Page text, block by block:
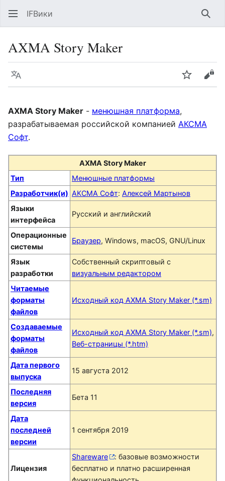
IFВики
AXMA Story Maker
Язык Следить
AXMA Story Maker - менюшная платформа,
разрабатываемая российской компанией АКСМА
Софт.
AXMA Story Maker
Тип
Менюшные платформы
Разработчик(и) АКСМА Софт: Алексей Мартынов
Языки
интерфейса
Русский и английский
Операционные
системы
Браузер, Windows, macOS, GNU/Linux
Язык
разработки
Собственный скриптовый с
визуальным редактором
Читаемые
форматы
файлов
Исходный код AXMA Story Maker (*.sm)
Создаваемые
форматы
файлов
Исходный код AXMA Story Maker (*.sm),
Веб-страницы (*.htm)
Дата первого
выпуска
15 августа 2012
Последняя
версия
Бета 11
Дата
последней
версии
1 сентября 2019
Лицензия
Shareware
: базовые возможности
бесплатно и платно расширенная